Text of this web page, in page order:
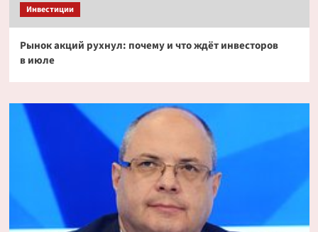
Инвестиции
Рынок акций рухнул: почему и что ждёт инвесторов
в июле